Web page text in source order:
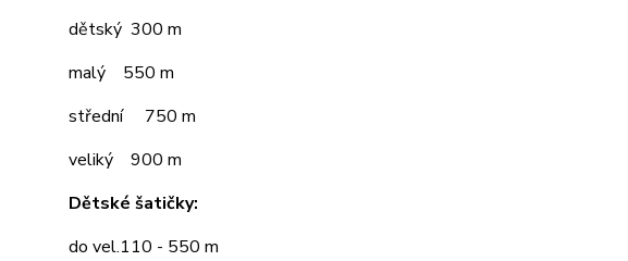
dětský 300 m
malý 550 m
střední 750 m
veliký 900 m
Dětské šatičky:
do vel.110 - 550 m